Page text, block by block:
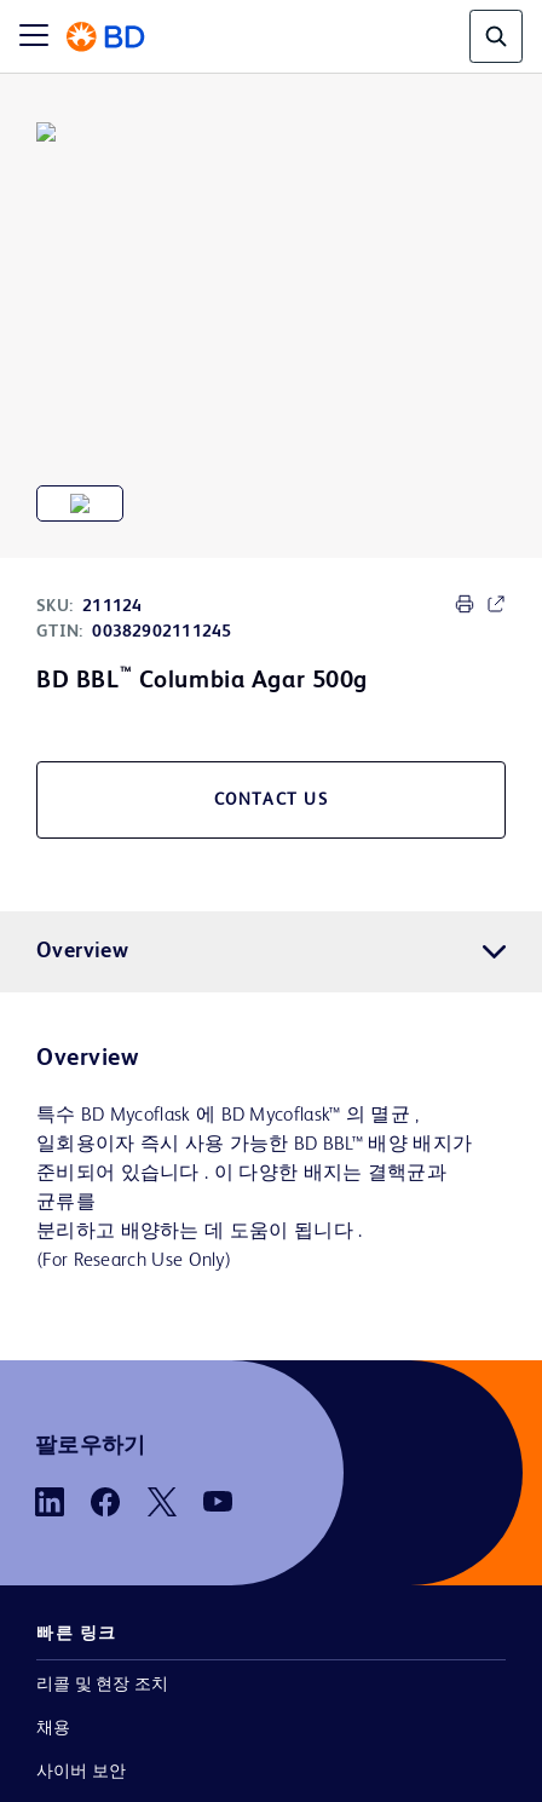
SKU: 211124
GTIN: 00382902111245
BD BBL™ Columbia Agar 500g
CONTACT US
Overview
Overview
특수 BD Mycoflask 에 BD Mycoflask™ 의 멸균 ,
일회용이자 즉시 사용 가능한 BD BBL™ 배양 배지가
준비되어 있습니다 . 이 다양한 배지는 결핵균과
균류를
분리하고 배양하는 데 도움이 됩니다 .
(For Research Use Only)
팔로우하기
빠른 링크
리콜 및 현장 조치
채용
사이버 보안